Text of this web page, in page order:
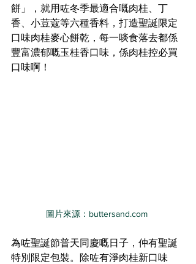
餅」，就用咗冬季最適合嘅肉桂、丁
香、小荳蔻等六種香料，打造聖誕限定
口味肉桂麥心餅乾，每一啖食落去都係
豐富濃郁嘅玉桂香口味，係肉桂控必買
口味啊！
圖片來源：buttersand.com
為咗聖誕節普天同慶嘅日子，仲有聖誕
特別限定包裝。除咗有淨肉桂新口味